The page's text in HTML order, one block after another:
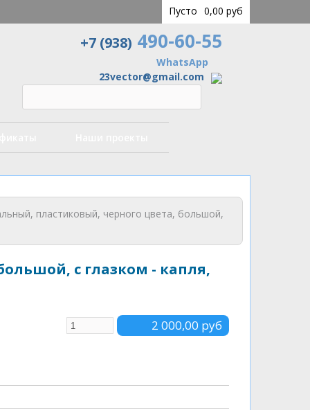
Пусто 0,00 руб
+7 (938) 490-60-55
WhatsApp
23vector@gmail.com
пластиковый, черного цвета, большой,
с глазком - капля,